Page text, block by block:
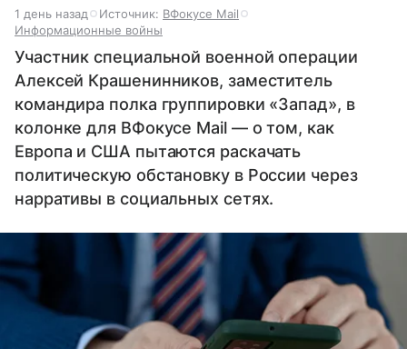
1 день назад Источник: ВФокусе Mail
Информационные войны
Участник специальной военной операции
Алексей Крашенинников, заместитель
командира полка группировки «Запад», в
колонке для ВФокусе Mail — о том, как
Европа и США пытаются раскачать
политическую обстановку в России через
нарративы в социальных сетях.